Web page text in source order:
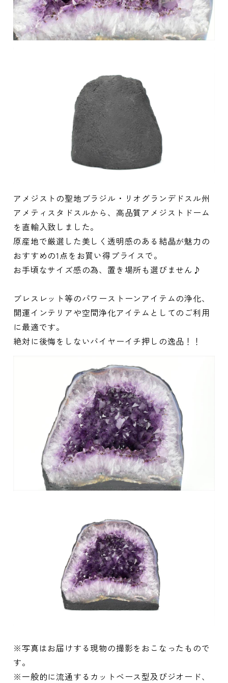
アメジストの聖地ブラジル・リオグランデドスル州
アメティスタドスルから、高品質アメジストドーム
を直輸入致しました。
原産地で厳選した美しく透明感のある結晶が魅力の
おすすめの1点をお買い得プライスで。
お手頃なサイズ感の為、置き場所も選びません♪
ブレスレット等のパワーストーンアイテムの浄化、
開運インテリアや空間浄化アイテムとしてのご利用
に最適です。
絶対に後悔をしないバイヤーイチ押しの逸品！！
※写真はお届けする現物の撮影をおこなったもので
す。
※一般的に流通するカットベース型及びジオード、